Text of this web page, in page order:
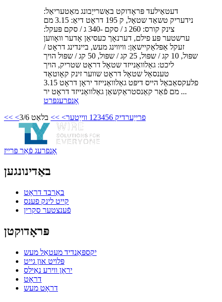
דעטאַילעד פּראָדוקט באַשרייַבונג מאַטעריאַל:
נידעריק טשאַד שטאָל, ק 195 דראָט דיאַ: 3.15 מם
צינק קורס: 260 ג / סקם -340 ג / סקם פּעקל:
ערשטער פּע פילם, דערנאָך כעסיאַן אָדער וואָווען
זעקל אַפּלאַקיישאַן: וויווינג מעש, ביינדינג דראָט /
שפּול, 10 קג / שפּול, 25 קג / שפּול, 50 קג / שפּול הויך
ליכט: גאַלוואַנייזד שטאָל דראָט שטריק, הויך
טענסאַל שטאָל דראָט שווער זינק קאָוטאַד
פלעקסאַבאַל הייס דיפּט גאַלוואַנייזד יראָן דראָט 3.15
מם פֿאַר קאַנסטראַקשאַן גאַלוואַנייזד דראָט יר ...
אָנפרעגפּרט
<<
<פרייַערדיק 1 23456 ווייַטער> >> בלאַט 3/6
אָנפרעג פֿאַר פּרייז
באַדינונגען
באַרבד דראָט
קייט לינק פענס
פֿענצטער סקרין
פּראָדוקטן
יקספּאַנדיד מעטאַל מעש
פּלויט און גייט
יראָן ווירע נאַילס
דראָט
דראָט מעש